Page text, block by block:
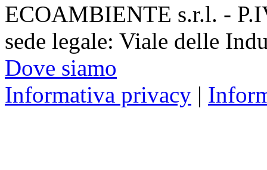
ECOAMBIENTE s.r.l. -
sede legale: Viale delle
Dove siamo
Informativa privacy |